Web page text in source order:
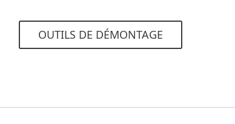
OUTILS DE DÉMONTAGE